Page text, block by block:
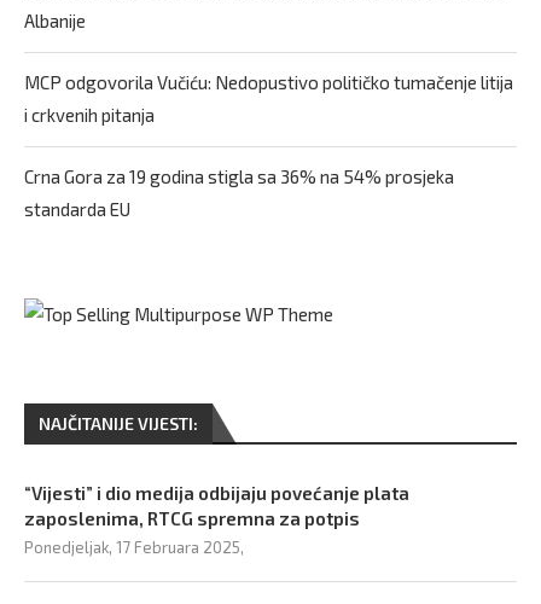
Albanije
MCP odgovorila Vučiću: Nedopustivo političko tumačenje litija
i crkvenih pitanja
Crna Gora za 19 godina stigla sa 36% na 54% prosjeka
standarda EU
NAJČITANIJE VIJESTI:
“Vijesti” i dio medija odbijaju povećanje plata
zaposlenima, RTCG spremna za potpis
Ponedjeljak, 17 Februara 2025,